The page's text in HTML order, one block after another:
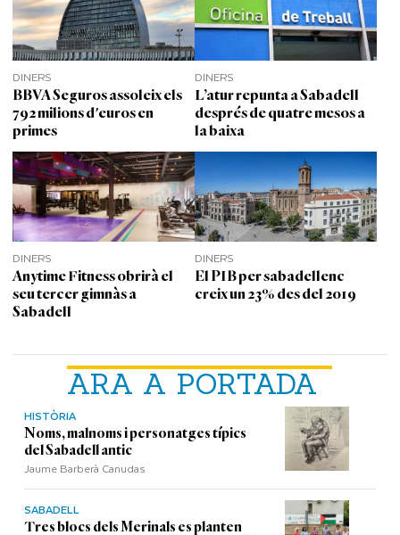
ARA A PORTADA
HISTÒRIA
Noms, malnoms i personatges típics
del Sabadell antic
Jaume Barberà Canudas
SABADELL
Tres blocs dels Merinals es planten
DINERS
BBVA Seguros assoleix els
792 milions d'euros en
primes
DINERS
L’atur repunta a Sabadell
després de quatre mesos a
la baixa
DINERS
Anytime Fitness obrirà el
seu tercer gimnàs a
Sabadell
DINERS
El PIB per sabadellenc
creix un 23% des del 2019